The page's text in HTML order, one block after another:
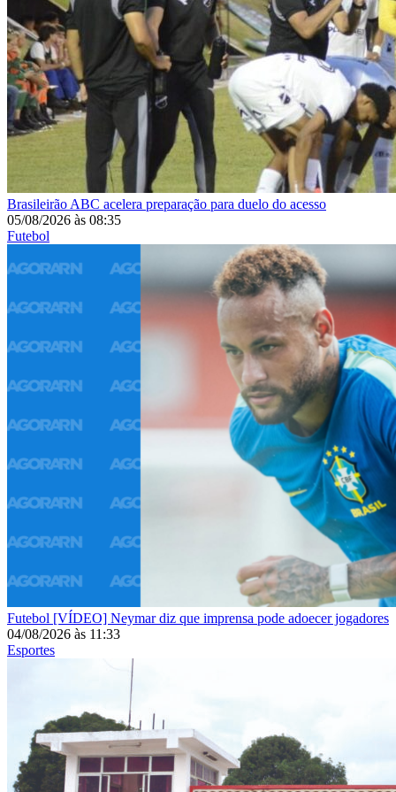
Brasileirão ABC acelera preparação para duelo do acesso
05/08/2026 às 08:35
Futebol
Futebol [VÍDEO] Neymar diz que imprensa pode adoecer jogadores
04/08/2026 às 11:33
Esportes